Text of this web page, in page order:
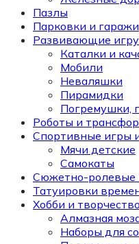
Пазлы
Парковки и гаражи
Развивающие
Каталки и
Мобили
Неваляшки
Пирамидки
Погремушки,
Роботы и
Спортивные игры
Мячи детские
Самокаты
Сюжетно-ролевые
Татуировки
Хобби и творчество
Алмазная
Наборы для